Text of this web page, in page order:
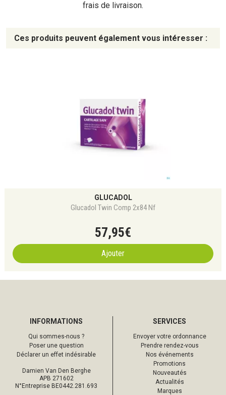
frais de livraison.
Ces produits peuvent également vous intéresser :
GLUCADOL
Glucadol Twin Comp 2x84 Nf
57,95€
Ajouter
INFORMATIONS
Qui sommes-nous ?
Poser une question
Déclarer un effet indésirable
Damien Van Den Berghe
APB 271602
N°Entreprise BE0442.281.693
SERVICES
Envoyer votre ordonnance
Prendre rendez-vous
Nos événements
Promotions
Nouveautés
Actualités
Marques